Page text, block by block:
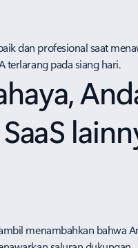
dan profesional saat
terlarang pada siang hari.
menambahkan bahwa